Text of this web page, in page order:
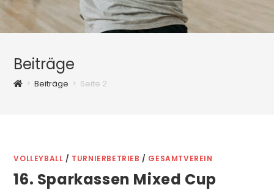
Beiträge
> Beiträge > Seite 2
VOLLEYBALL / TURNIERBETRIEB / GESAMTVEREIN
16. Sparkassen Mixed Cup